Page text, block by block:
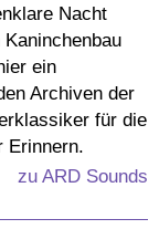
Nacht
ein
Archiven der
für die
Erinnern.
zu ARD Sounds